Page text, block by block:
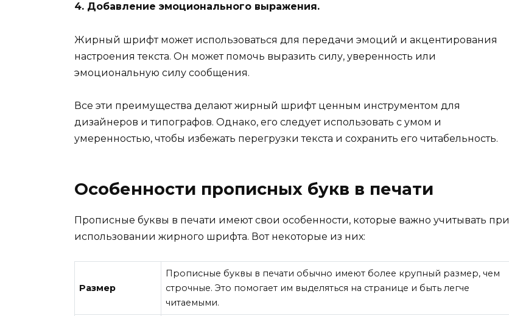
4. Добавление эмоционального выражения.
Жирный шрифт может использоваться для передачи эмоций и акцентирования
настроения текста. Он может помочь выразить силу, уверенность или
эмоциональную силу сообщения.
Все эти преимущества делают жирный шрифт ценным инструментом для
дизайнеров и типографов. Однако, его следует использовать с умом и
умеренностью, чтобы избежать перегрузки текста и сохранить его читабельность.
Особенности прописных букв в печати
Прописные буквы в печати имеют свои особенности, которые важно учитывать при
использовании жирного шрифта. Вот некоторые из них:
Размер
Прописные буквы в печати обычно имеют более крупный размер, чем
строчные. Это помогает им выделяться на странице и быть легче
читаемыми.